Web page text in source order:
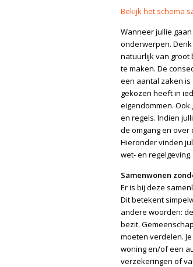
Bekijk het schema
Wanneer jullie
onderwerpen.
natuurlijk van groot
te maken. De
een aantal zaken
gekozen heeft in
eigendommen.
en regels. Indien
de omgang en over
Hieronder vinden
wet- en regelgeving.
Samenwonen
Er is bij deze
Dit betekent
andere woorden:
bezit.
moeten verdelen.
woning en/of een
verzekeringen of